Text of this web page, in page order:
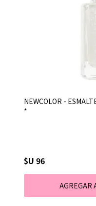
NEWCOLOR -
*
$U 96